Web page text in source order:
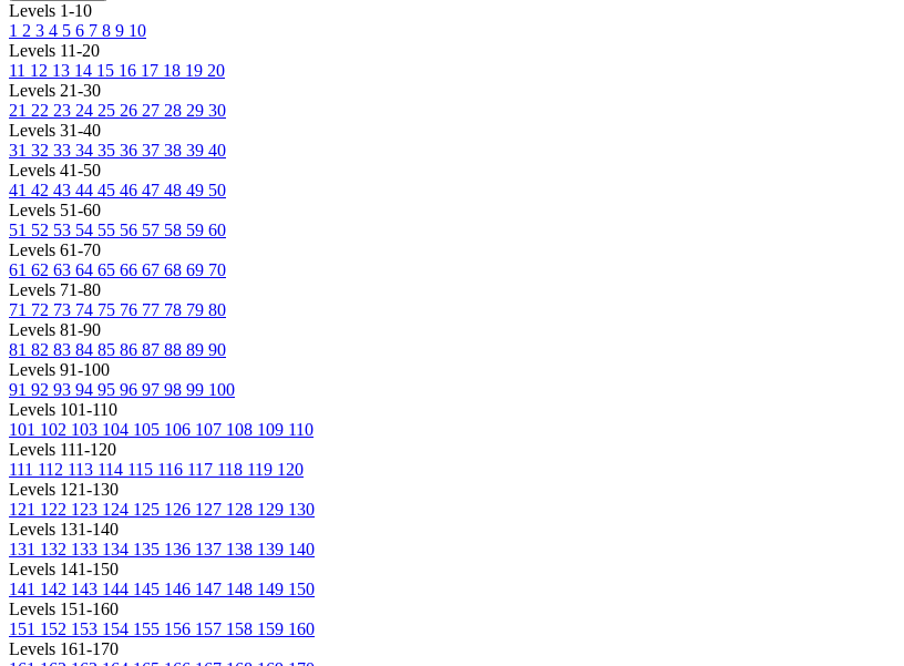
Levels 1-10
1 2 3 4 5 6 7 8 9 10
Levels 11-20
11 12 13 14 15 16 17 18 19 20
Levels 21-30
21 22 23 24 25 26 27 28 29 30
Levels 31-40
31 32 33 34 35 36 37 38 39 40
Levels 41-50
41 42 43 44 45 46 47 48 49 50
Levels 51-60
51 52 53 54 55 56 57 58 59 60
Levels 61-70
61 62 63 64 65 66 67 68 69 70
Levels 71-80
71 72 73 74 75 76 77 78 79 80
Levels 81-90
81 82 83 84 85 86 87 88 89 90
Levels 91-100
91 92 93 94 95 96 97 98 99 100
Levels 101-110
101 102 103 104 105 106 107 108 109 110
Levels 111-120
111 112 113 114 115 116 117 118 119 120
Levels 121-130
121 122 123 124 125 126 127 128 129 130
Levels 131-140
131 132 133 134 135 136 137 138 139 140
Levels 141-150
141 142 143 144 145 146 147 148 149 150
Levels 151-160
151 152 153 154 155 156 157 158 159 160
Levels 161-170